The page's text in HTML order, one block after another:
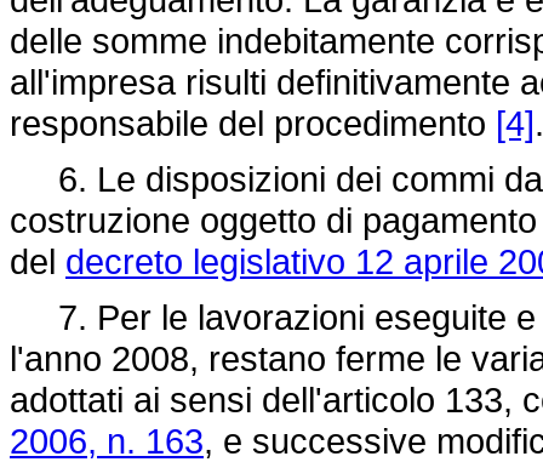
delle somme indebitamente
all'impresa risulti definitivamente
responsabile del procedimento [4].
6. Le disposizioni dei commi
costruzione oggetto di
del decreto legislativo 12 aprile
7. Per le lavorazioni eseguite e
l'anno 2008, restano ferme le
adottati ai sensi dell'articolo 133,
2006, n. 163, e successive